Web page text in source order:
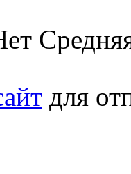
для